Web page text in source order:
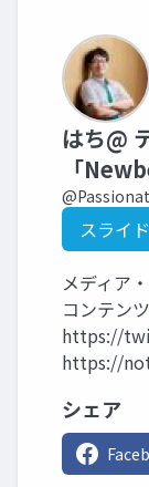
はち@
「
スライ
メディア
コンテン
https://
https://
シェア